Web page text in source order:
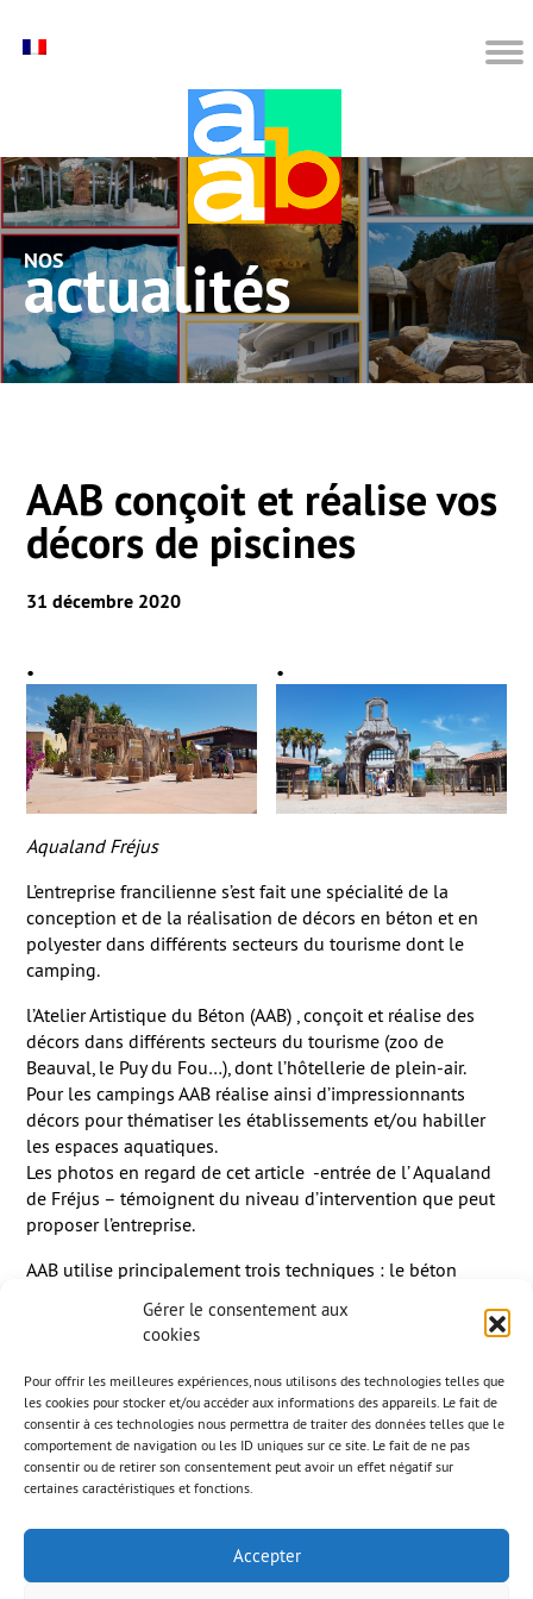
Gérer le consentement aux
cookies
Pour offrir les meilleures expériences, nous utilisons des technologies telles que
les cookies pour stocker et/ou accéder aux informations des appareils. Le fait de
consentir à ces technologies nous permettra de traiter des données telles que le
comportement de navigation ou les ID uniques sur ce site. Le fait de ne pas
consentir ou de retirer son consentement peut avoir un effet négatif sur
certaines caractéristiques et fonctions.
Accepter
nos actualités
AAB conçoit et réalise vos
décors de piscines
31 décembre 2020
Aqualand Fréjus
L’entreprise francilienne s’est fait une spécialité de la
conception et de la réalisation de décors en béton et en
polyester dans différents secteurs du tourisme dont le
camping.
l’Atelier Artistique du Béton (AAB) , conçoit et réalise des
décors dans différents secteurs du tourisme (zoo de
Beauval, le Puy du Fou…), dont l’hôtellerie de plein-air.
Pour les campings AAB réalise ainsi d’impressionnants
décors pour thématiser les établissements et/ou habiller
les espaces aquatiques.
Les photos en regard de cet article -entrée de l’ Aqualand
de Fréjus – témoignent du niveau d’intervention que peut
proposer l’entreprise.
AAB utilise principalement trois techniques : le béton
façades, de ponts, de rivières ou de cascades. Pour les
éléments de types figurines ou statues, le polyester est
privilégié. Enfin, la technique du béton fibré à ultra hautes
performances est également pratiquée par AAB.
Elle apporte une grande satisfaction à ses utilisateurs en
raison de la finesse du grain en surface, de sa résistance et
de la variété des formes qui peuvent être ainsi réalisées.